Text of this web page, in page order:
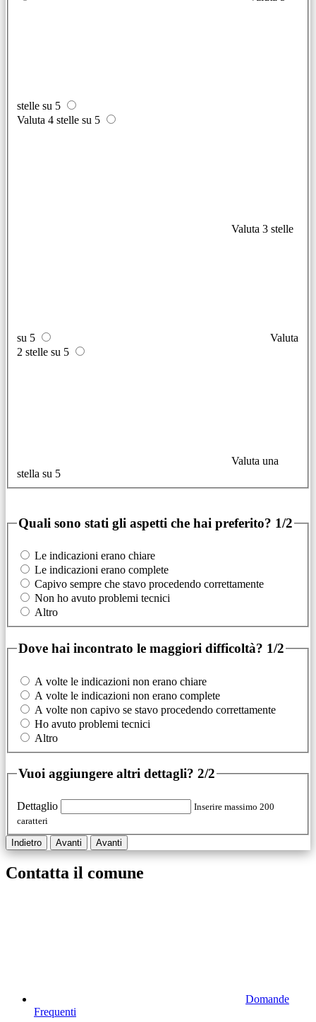
stelle su 5
Valuta 4 stelle su 5
Valuta 3 stelle
su 5
Valuta
2 stelle su 5
Valuta una
stella su 5
Quali sono stati gli aspetti che hai preferito? 1/2
Le indicazioni erano chiare
Le indicazioni erano complete
Capivo sempre che stavo procedendo correttamente
Non ho avuto problemi tecnici
Altro
Dove hai incontrato le maggiori difficoltà? 1/2
A volte le indicazioni non erano chiare
A volte le indicazioni non erano complete
A volte non capivo se stavo procedendo correttamente
Ho avuto problemi tecnici
Altro
Vuoi aggiungere altri dettagli? 2/2
Dettaglio
Inserire massimo 200
caratteri
Indietro Avanti Avanti
Contatta il comune
Domande
Frequenti